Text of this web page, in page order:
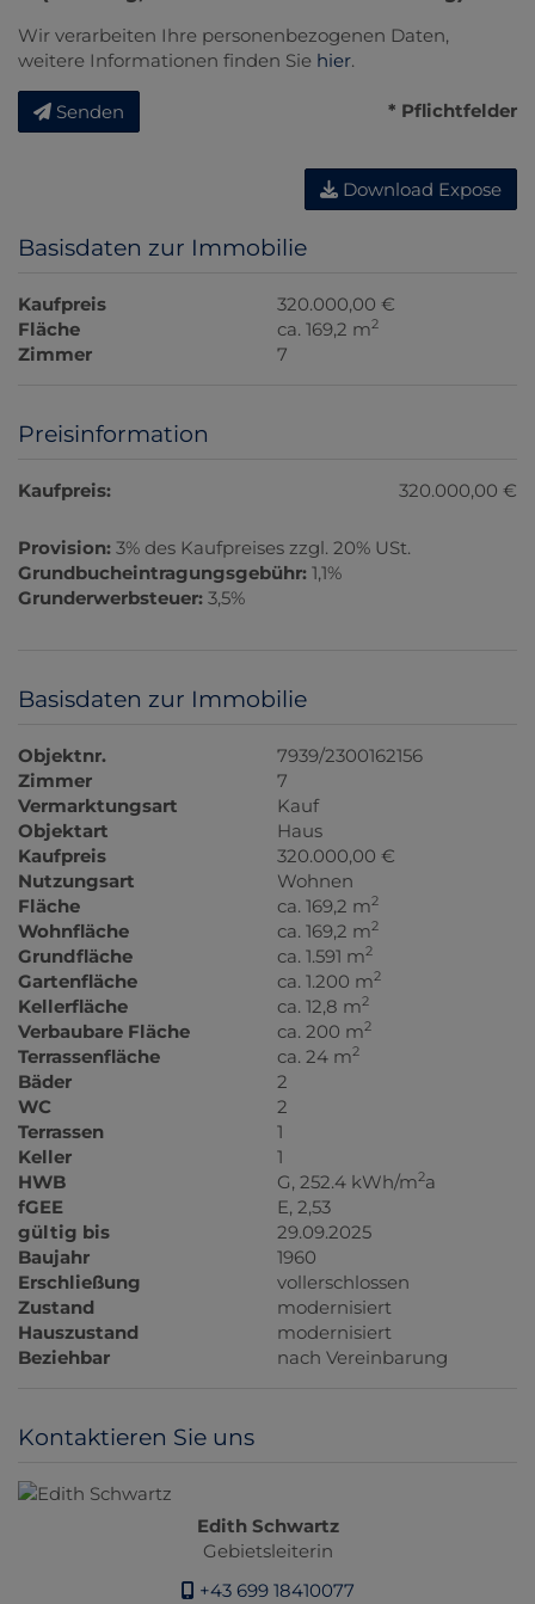
Wir verarbeiten Ihre personenbezogenen Daten,
weitere Informationen finden Sie hier.
Senden * Pflichtfelder
Download Expose
Basisdaten zur Immobilie
Kaufpreis
320.000,00 €
Fläche
ca. 169,2 m2
Zimmer 7
Preisinformation
Kaufpreis: 320.000,00 €
Provision: 3% des Kaufpreises zzgl. 20% USt.
Grundbucheintragungsgebühr: 1,1%
Grunderwerbsteuer: 3,5%
Basisdaten zur Immobilie
Objektnr.
7939/2300162156
Zimmer
7
Vermarktungsart
Kauf
Objektart
Haus
Kaufpreis
320.000,00 €
Nutzungsart
Wohnen
Fläche
ca. 169,2 m2
Wohnfläche ca. 169,2 m2
Grundfläche ca. 1.591 m2
Gartenfläche ca. 1.200 m2
Kellerfläche ca. 12,8 m2
Verbaubare Fläche ca. 200 m2
Terrassenfläche ca. 24 m2
Bäder
2
WC
2
Terrassen
1
Keller
1
HWB
G, 252.4 kWh/m2a
fGEE
E, 2,53
gültig bis
29.09.2025
Baujahr
1960
Erschließung
vollerschlossen
Zustand
modernisiert
Hauszustand
modernisiert
Beziehbar
nach Vereinbarung
Kontaktieren Sie uns
Edith Schwartz
Gebietsleiterin
+43 699 18410077